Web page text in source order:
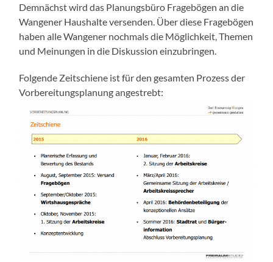
Demnächst wird das Planungsbüro Fragebögen an die
Wangener Haushalte versenden. Über diese Fragebögen
haben alle Wangener nochmals die Möglichkeit, Themen
und Meinungen in die Diskussion einzubringen.
Folgende Zeitschiene ist für den gesamten Prozess der
Vorbereitungsplanung angestrebt: